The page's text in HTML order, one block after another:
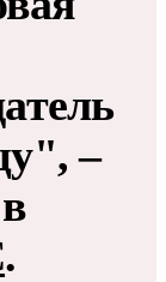
–
.